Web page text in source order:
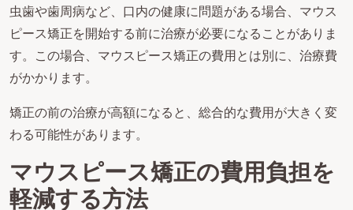
虫歯や歯周病など、口内の健康に問題がある場合、マウス
ピース矯正を開始する前に治療が必要になることがありま
す。この場合、マウスピース矯正の費用とは別に、治療費
がかかります。
矯正の前の治療が高額になると、総合的な費用が大きく変
わる可能性があります。
マウスピース矯正の費用負担を
軽減する方法